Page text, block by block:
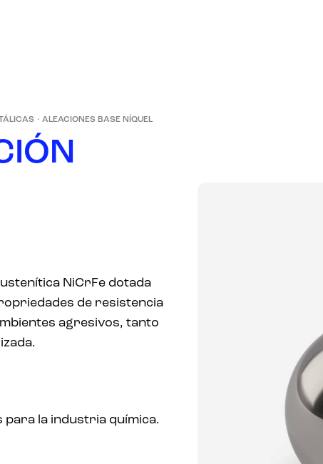
· ALEACIONES BASE NÍQUEL
IÓN
NiCrFe dotada
de resistencia
agresivos, tanto
para la industria química.